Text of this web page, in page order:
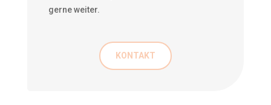
gerne weiter.
KONTAKT